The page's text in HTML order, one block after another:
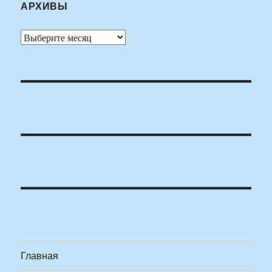
АРХИВЫ
Архивы
Главная